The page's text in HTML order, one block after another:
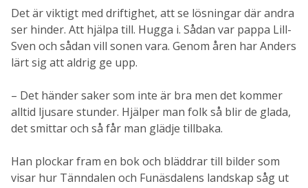
Det är viktigt med driftighet, att se lösningar där andra
ser hinder. Att hjälpa till. Hugga i. Sådan var pappa Lill-
Sven och sådan vill sonen vara. Genom åren har Anders
lärt sig att aldrig ge upp.
– Det händer saker som inte är bra men det kommer
alltid ljusare stunder. Hjälper man folk så blir de glada,
det smittar och så får man glädje tillbaka.
Han plockar fram en bok och bläddrar till bilder som
visar hur Tänndalen och Funäsdalens landskap såg ut